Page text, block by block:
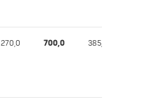
270,0 700,0 385,14